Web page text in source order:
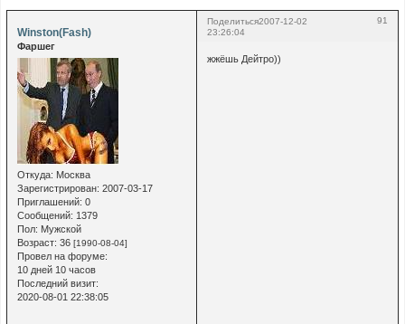
Поделиться 91
2007-12-02
23:26:04
Winston(Fash)
Фаршег
Откуда: Москва
Зарегистрирован: 2007-03-17
Приглашений: 0
Сообщений: 1379
Пол: Мужской
Возраст: 36 [1990-08-04]
Провел на форуме:
10 дней 10 часов
Последний визит:
2020-08-01 22:38:05
жжёшь Дейтро))